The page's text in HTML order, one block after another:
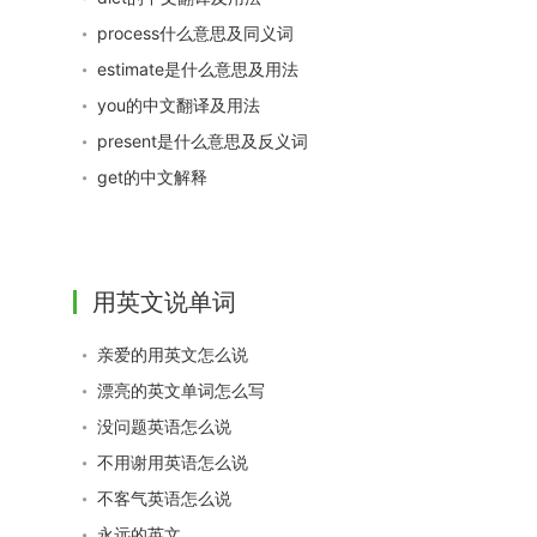
process什么意思及同义词
estimate是什么意思及用法
you的中文翻译及用法
present是什么意思及反义词
get的中文解释
用英文说单词
亲爱的用英文怎么说
漂亮的英文单词怎么写
没问题英语怎么说
不用谢用英语怎么说
不客气英语怎么说